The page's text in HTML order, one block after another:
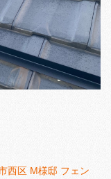
西区 M様邸 フェン